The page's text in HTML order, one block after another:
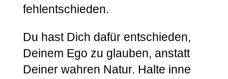
fehlentschieden.
Du hast Dich dafür entschieden,
Deinem Ego zu glauben, anstatt
Deiner wahren Natur. Halte inne